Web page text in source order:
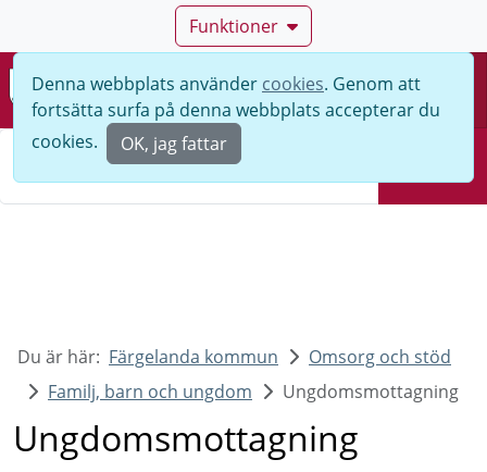
Funktioner
Meny
Denna webbplats använder cookies. Genom att
fortsätta surfa på denna webbplats accepterar du
cookies.
OK, jag fattar
Du är här: Färgelanda kommun
Omsorg och stöd
Familj, barn och ungdom
Ungdomsmottagning
Ungdomsmottagning